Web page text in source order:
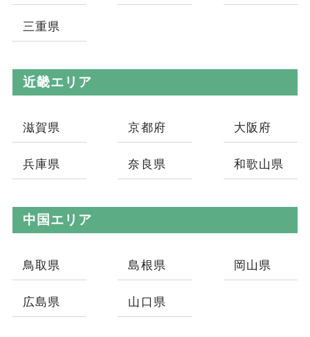
三重県
近畿エリア
滋賀県 京都府 大阪府
兵庫県 奈良県 和歌山県
中国エリア
鳥取県 島根県 岡山県
広島県 山口県